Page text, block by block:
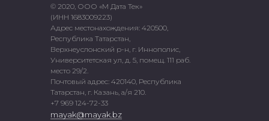
© 2020, ООО «М Дата Тек»
(ИНН 1683009223)
Адрес местонахождения: 420500,
Республика Татарстан,
Верхнеуслонский р-н, г. Иннополис,
Университетская ул, д. 5, помещ. 111 раб.
место 29/2.
Почтовый адрес: 420140, Республика
Татарстан, г. Казань, а/я 210.
+7 969 124-72-33
mayak@mayak.bz